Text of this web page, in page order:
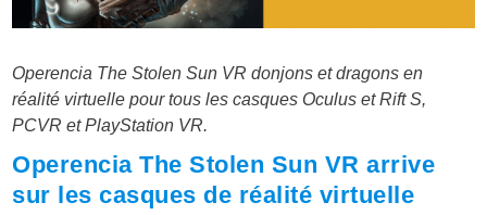
Operencia The Stolen Sun VR donjons et dragons en
réalité virtuelle pour tous les casques Oculus et Rift S,
PCVR et PlayStation VR.
Operencia The Stolen Sun VR arrive
sur les casques de réalité virtuelle